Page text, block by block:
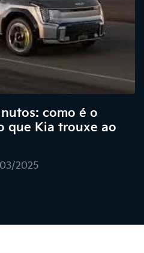
como é o
que Kia trouxe ao
2025